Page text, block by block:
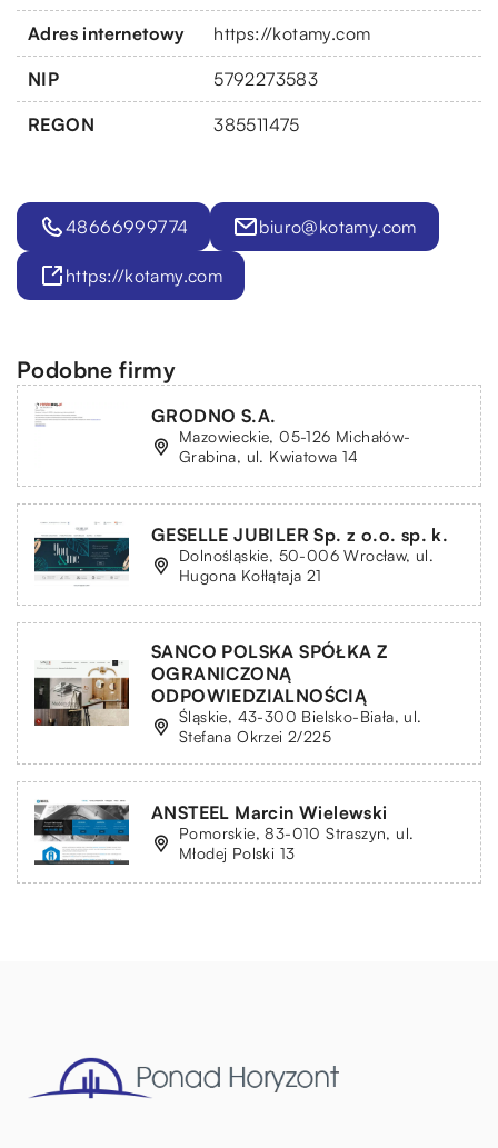
Adres internetowy https://kotamy.com
NIP 5792273583
REGON 385511475
48666999774 biuro@kotamy.com
https://kotamy.com
Podobne firmy
GRODNO S.A.
Mazowieckie, 05-126 Michałów-
Grabina, ul. Kwiatowa 14
GESELLE JUBILER Sp. z o.o. sp. k.
Dolnośląskie, 50-006 Wrocław, ul.
Hugona Kołłątaja 21
SANCO POLSKA SPÓŁKA Z
OGRANICZONĄ
ODPOWIEDZIALNOŚCIĄ
Śląskie, 43-300 Bielsko-Biała, ul.
Stefana Okrzei 2/225
ANSTEEL Marcin Wielewski
Pomorskie, 83-010 Straszyn, ul.
Młodej Polski 13